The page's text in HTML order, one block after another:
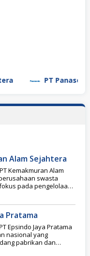
PT Panasonic
Alam Sejahtera
Kemakmuran Alam
swasta
pada pengelolaan
Pratama
Epsindo Jaya Pratama
nasional yang
pabrikan dan